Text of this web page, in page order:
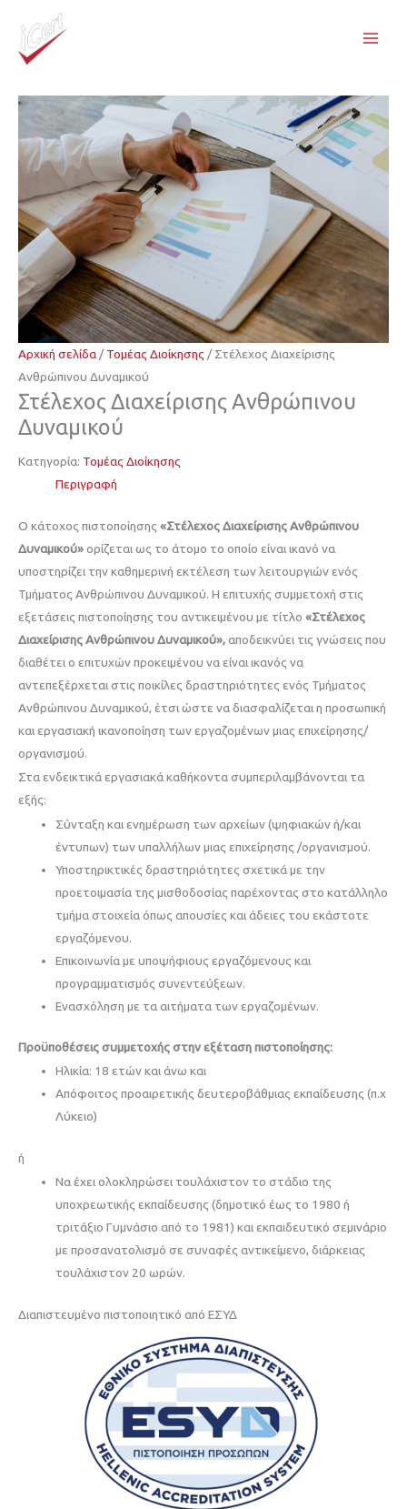
στο
περιεχόμενο
Αρχική σελίδα/Τομέας Διοίκησης / Στέλεχος Διαχείρισης
Ανθρώπινου Δυναμικού
Στέλεχος Διαχείρισης Ανθρώπινου
Δυναμικού
Κατηγορία: Τομέας Διοίκησης
Περιγραφή
Ο κάτοχος πιστοποίησης «Στέλεχος Διαχείρισης Ανθρώπινου
Δυναμικού»ορίζεται ως το άτομο το οποίο είναι ικανό να
υποστηρίζει την καθημερινή εκτέλεση των λειτουργιών ενός
Τμήματος Ανθρώπινου Δυναμικού. Η επιτυχής συμμετοχή στις
εξετάσεις πιστοποίησης του αντικειμένου με τίτλο «Στέλεχος
Διαχείρισης Ανθρώπινου Δυναμικού»,αποδεικνύει τις γνώσεις που
διαθέτει ο επιτυχών προκειμένου να είναι ικανός να
αντεπεξέρχεται στις ποικίλες δραστηριότητες ενός Τμήματος
Ανθρώπινου Δυναμικού, έτσι ώστε να διασφαλίζεται η προσωπική
και εργασιακή ικανοποίηση των εργαζομένων μιας επιχείρησης/
οργανισμού.
Στα ενδεικτικά εργασιακά καθήκοντα συμπεριλαμβάνονται τα
εξής:
Σύνταξη και ενημέρωση των αρχείων (ψηφιακών ή/και
έντυπων) των υπαλλήλων μιας επιχείρησης /οργανισμού.
Υποστηρικτικές δραστηριότητες σχετικά με την
προετοιμασία της μισθοδοσίας παρέχοντας στο κατάλληλο
τμήμα στοιχεία όπως απουσίες και άδειες του εκάστοτε
εργαζόμενου.
Επικοινωνία με υποψήφιους εργαζόμενους και
προγραμματισμός συνεντεύξεων.
Ενασχόληση με τα αιτήματα των εργαζομένων.
Προϋποθέσεις συμμετοχής στην εξέταση πιστοποίησης:
Ηλικία: 18 ετών και άνω και
Απόφοιτος προαιρετικής δευτεροβάθμιας εκπαίδευσης (π.χ
Λύκειο)
ή
Να έχει ολοκληρώσει τουλάχιστον το στάδιο της
υποχρεωτικής εκπαίδευσης (δημοτικό έως το 1980 ή
τριτάξιο Γυμνάσιο από το 1981) και εκπαιδευτικό σεμινάριο
με προσανατολισμό σε συναφές αντικείμενο, διάρκειας
τουλάχιστον 20 ωρών.
Διαπιστευμένo πιστοποιητικό από ΕΣΥΔ